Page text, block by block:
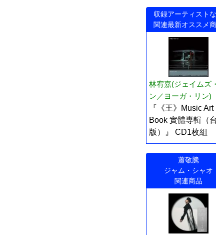
収録アーティスト
関連最新オススメ
林宥嘉(ジェイムズ
ン／ヨーガ・リン)
『《王》Music Art
Book 實體専輯（
版）』 CD1枚組
蕭敬騰
ジャム・シャオ
関連商品